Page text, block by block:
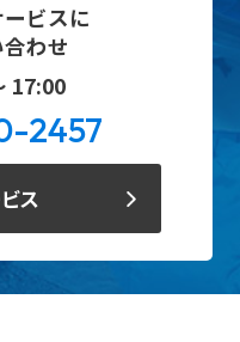
ビスに
わせ
17:00
2457
ス